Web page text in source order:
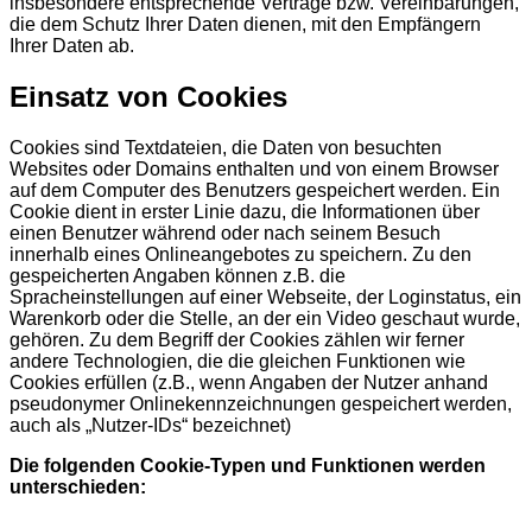
die dem Schutz Ihrer Daten dienen, mit den Empfängern
Ihrer Daten ab.
Einsatz von Cookies
Cookies sind Textdateien, die Daten von besuchten
Websites oder Domains enthalten und von einem Browser
auf dem Computer des Benutzers gespeichert werden. Ein
Cookie dient in erster Linie dazu, die Informationen über
einen Benutzer während oder nach seinem Besuch
innerhalb eines Onlineangebotes zu speichern. Zu den
gespeicherten Angaben können z.B. die
Spracheinstellungen auf einer Webseite, der Loginstatus, ein
Warenkorb oder die Stelle, an der ein Video geschaut wurde,
gehören. Zu dem Begriff der Cookies zählen wir ferner
andere Technologien, die die gleichen Funktionen wie
Cookies erfüllen (z.B., wenn Angaben der Nutzer anhand
pseudonymer Onlinekennzeichnungen gespeichert werden,
auch als „Nutzer-IDs“ bezeichnet)
Die folgenden Cookie-Typen und Funktionen werden
unterschieden: